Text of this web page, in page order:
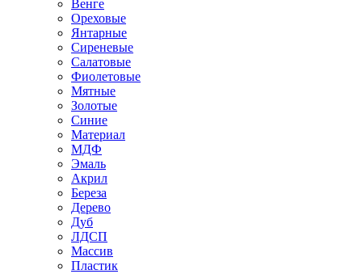
Венге
Ореховые
Янтарные
Сиреневые
Салатовые
Фиолетовые
Мятные
Золотые
Синие
Материал
МДФ
Эмаль
Акрил
Береза
Дерево
Дуб
ЛДСП
Массив
Пластик